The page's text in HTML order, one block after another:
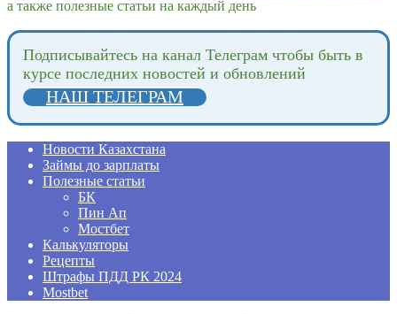
а также полезные статьи на каждый день
Подпиcывайтесь на канал Телеграм чтобы быть в
курсе последних новостей и обновлений
НАШ ТЕЛЕГРАМ
Новости Казахстана
Займы до зарплаты
Полезные статьи
БК
Пин Ап
Мостбет
Калькуляторы
Рецепты
Штрафы ПДД РК 2024
Mostbet